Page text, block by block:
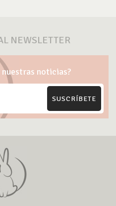
NEWSLETTER
noticias?
SUSCRÍBETE